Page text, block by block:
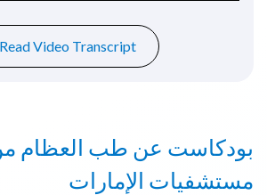
Read Video Transcript
بودكاست عن طب العظام
مستشفيات الإمارات